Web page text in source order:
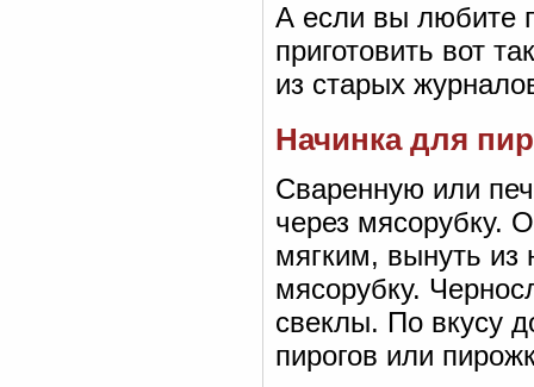
А если вы любите
приготовить вот
из старых
Начинка для
Сваренную или
через мясорубку.
мягким, вынуть из
мясорубку.
свеклы. По вкусу
пирогов или